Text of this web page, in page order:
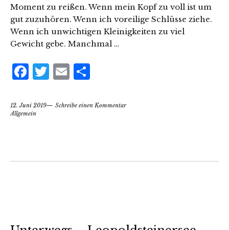
Moment zu reißen. Wenn mein Kopf zu voll ist um
gut zuzuhören. Wenn ich voreilige Schlüsse ziehe.
Wenn ich unwichtigen Kleinigkeiten zu viel
Gewicht gebe. Manchmal …
Facebook
Twitter
Email
12. Juni 2019
Schreibe einen Kommentar
Allgemein